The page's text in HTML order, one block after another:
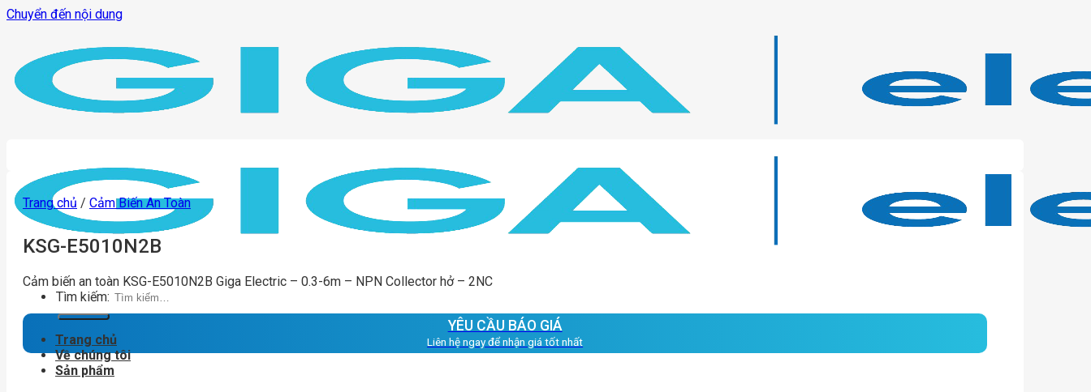
Chuyển đến nội dung
Tìm kiếm:
Trang chủ
Về chúng tôi
Sản phẩm
Trang chủ / Cảm Biến An Toàn
KSG-E5010N2B
Cảm biến an toàn KSG-E5010N2B Giga Electric – 0.3-6m – NPN Collector hở – 2NC
YÊU CẦU BÁO GIÁ
Liên hệ ngay để nhận giá tốt nhất